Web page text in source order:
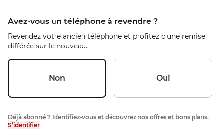
Avez-vous un téléphone à revendre ?
Revendez votre ancien téléphone et profitez d'une remise
différée sur le nouveau.
Non Oui
Déjà abonné ? Identifiez-vous et découvrez nos offres et bons plans.
S’identifier